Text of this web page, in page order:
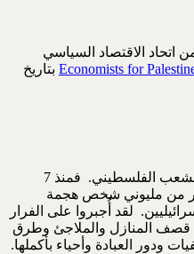
اتحاد الاقتصاد السياسي
Economists for بتاريخ
إننا نقف في تضامن لا يتزعزع مع الشعب الفلسطيني. فمنذ 7
2023، واجه أكثر من مليوني شخص هجمة
لقد أُجبروا على الفرار
قصف المنازل والملاجئ وطرق
ودور العبادة وأحياء بأكملها.